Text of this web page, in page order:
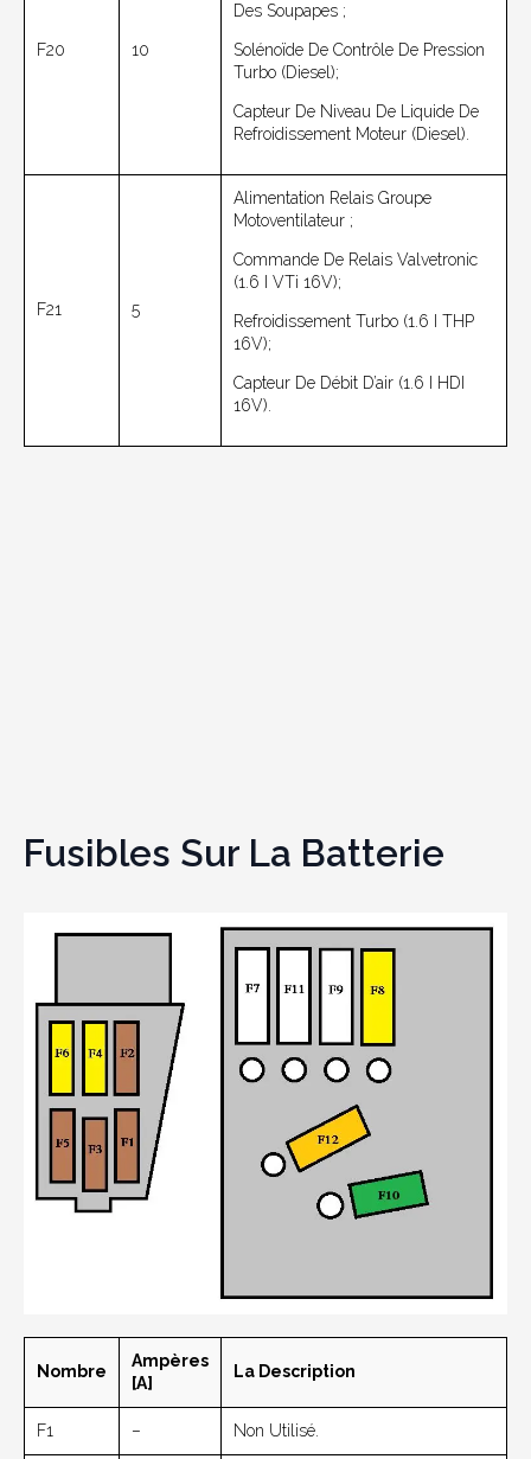
F20 10
Des Soupapes ;
Solénoïde De Contrôle De Pression
Turbo (Diesel);
Capteur De Niveau De Liquide De
Refroidissement Moteur (diesel).
F21 5
Alimentation Relais Groupe
Motoventilateur ;
Commande De Relais Valvetronic
(1.6 I VTi 16V);
Refroidissement Turbo (1.6 I THP
16V);
Capteur De Débit D’air (1.6 I HDI
16V).
Fusibles Sur La Batterie
Nombre
Ampères
[A]
La Description
F1 – Non Utilisé.